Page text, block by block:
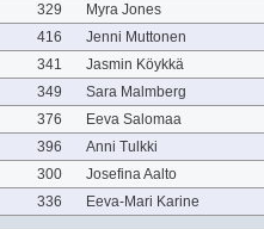
329
Myra Jones
416
Jenni Muttonen
341
Jasmin Köykkä
349
Sara Malmberg
376
Eeva Salomaa
396
Anni Tulkki
300
Josefina Aalto
336 Eeva-Mari Karine